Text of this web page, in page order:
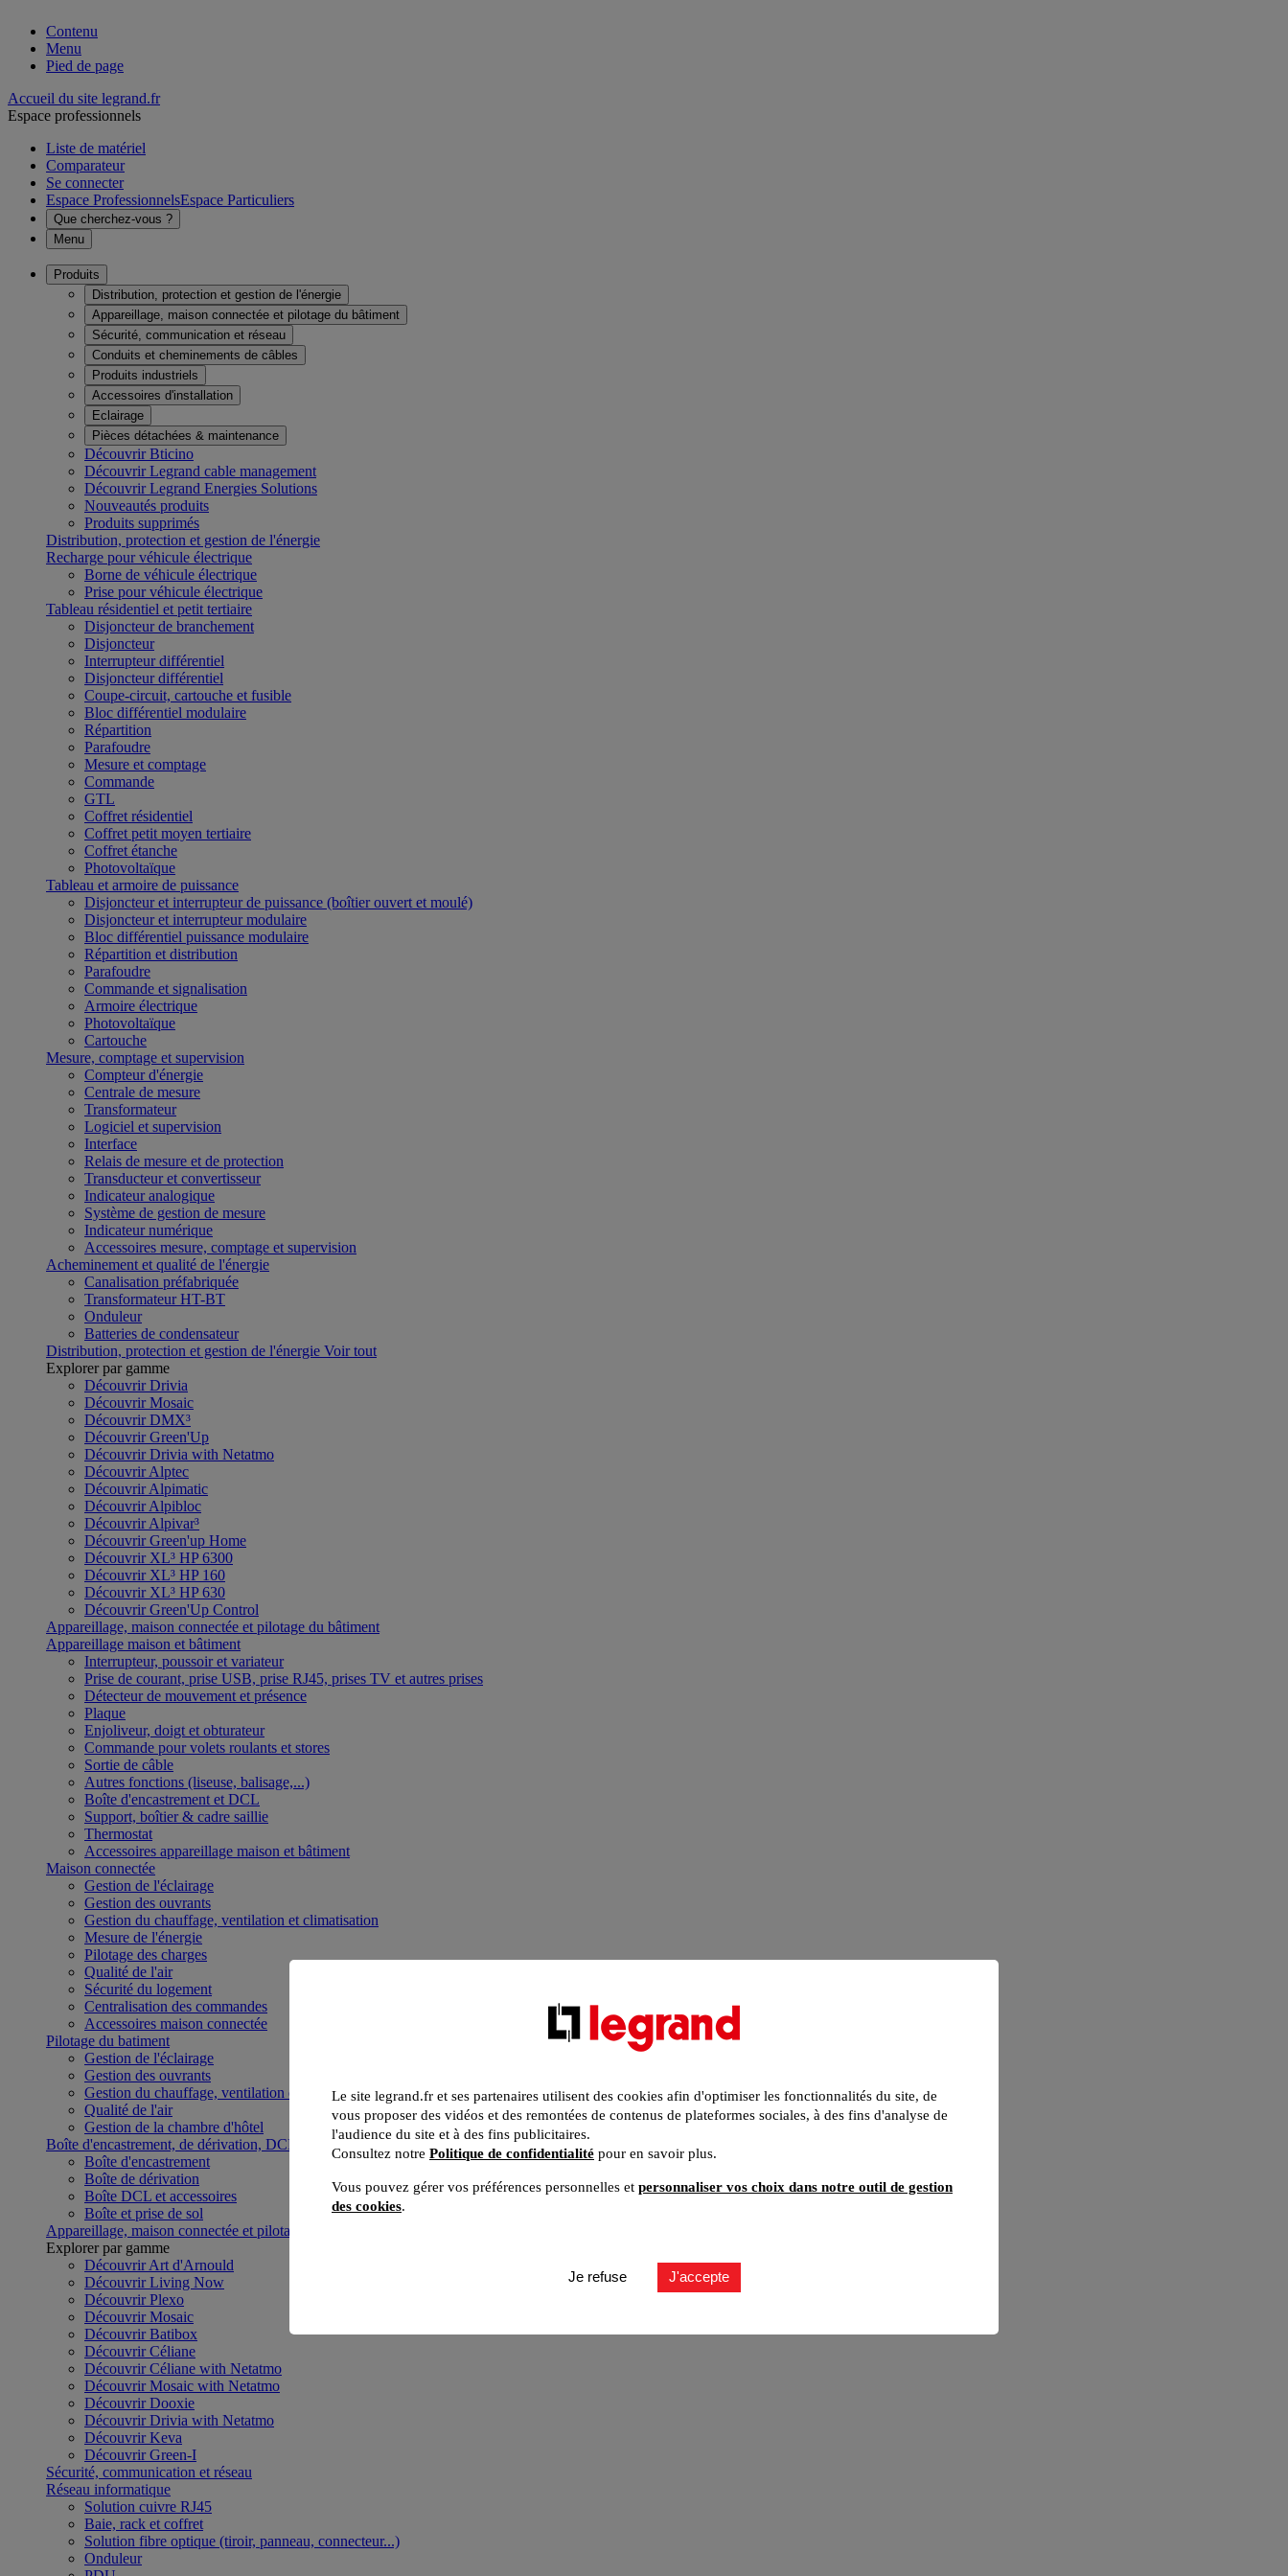
Contenu
Menu
Pied de page
Accueil du site legrand.fr
Espace professionnels
Liste de matériel
Comparateur
Se connecter
Espace ProfessionnelsEspace Particuliers
Que cherchez-vous ?
Menu
Produits
Distribution, protection et gestion de l'énergie
Appareillage, maison connectée et pilotage du bâtiment
Sécurité, communication et réseau
Conduits et cheminements de câbles
Produits industriels
Accessoires d'installation
Eclairage
Pièces détachées & maintenance
Découvrir Bticino
Découvrir Legrand cable management
Découvrir Legrand Energies Solutions
Nouveautés produits
Produits supprimés
Distribution, protection et gestion de l'énergie
Recharge pour véhicule électrique
Borne de véhicule électrique
Prise pour véhicule électrique
Tableau résidentiel et petit tertiaire
Disjoncteur de branchement
Disjoncteur
Interrupteur différentiel
Disjoncteur différentiel
Coupe-circuit, cartouche et fusible
Bloc différentiel modulaire
Répartition
Parafoudre
Mesure et comptage
Commande
GTL
Coffret résidentiel
Coffret petit moyen tertiaire
Coffret étanche
Photovoltaïque
Tableau et armoire de puissance
Disjoncteur et interrupteur de puissance (boîtier ouvert et moulé)
Disjoncteur et interrupteur modulaire
Bloc différentiel puissance modulaire
Répartition et distribution
Parafoudre
Commande et signalisation
Armoire électrique
Photovoltaïque
Cartouche
Mesure, comptage et supervision
Compteur d'énergie
Centrale de mesure
Transformateur
Logiciel et supervision
Interface
Relais de mesure et de protection
Transducteur et convertisseur
Indicateur analogique
Système de gestion de mesure
Indicateur numérique
Accessoires mesure, comptage et supervision
Acheminement et qualité de l'énergie
Canalisation préfabriquée
Transformateur HT-BT
Onduleur
Batteries de condensateur
Distribution, protection et gestion de l'énergie Voir tout
Explorer par gamme
Découvrir Drivia
Découvrir Mosaic
Découvrir DMX³
Découvrir Green'Up
Découvrir Drivia with Netatmo
Découvrir Alptec
Découvrir Alpimatic
Découvrir Alpibloc
Découvrir Alpivar³
Découvrir Green'up Home
Découvrir XL³ HP 6300
Découvrir XL³ HP 160
Découvrir XL³ HP 630
Découvrir Green'Up Control
Appareillage, maison connectée et pilotage du bâtiment
Appareillage maison et bâtiment
Interrupteur, poussoir et variateur
Prise de courant, prise USB, prise RJ45, prises TV et autres prises
Détecteur de mouvement et présence
Plaque
Enjoliveur, doigt et obturateur
Commande pour volets roulants et stores
Sortie de câble
Autres fonctions (liseuse, balisage,...)
Boîte d'encastrement et DCL
Support, boîtier & cadre saillie
Thermostat
Accessoires appareillage maison et bâtiment
Maison connectée
Gestion de l'éclairage
Gestion des ouvrants
Gestion du chauffage, ventilation et climatisation
Mesure de l'énergie
Pilotage des charges
Qualité de l'air
Sécurité du logement
Centralisation des commandes
Accessoires maison connectée
Pilotage du batiment
Gestion de l'éclairage
Gestion des ouvrants
Gestion du chauffage, ventilation et climatisation
Qualité de l'air
Gestion de la chambre d'hôtel
Boîte d'encastrement, de dérivation, DCL et boîte de sol
Boîte d'encastrement
Boîte de dérivation
Boîte DCL et accessoires
Boîte et prise de sol
Appareillage, maison connectée et pilotage du bâtiment
Explorer par gamme
Découvrir Art d'Arnould
Découvrir Living Now
Découvrir Plexo
Découvrir Mosaic
Découvrir Batibox
Découvrir Céliane
Découvrir Céliane with Netatmo
Découvrir Mosaic with Netatmo
Découvrir Dooxie
Découvrir Drivia with Netatmo
Découvrir Keva
Découvrir Green-I
Sécurité, communication et réseau
Réseau informatique
Solution cuivre RJ45
Baie, rack et coffret
Solution fibre optique (tiroir, panneau, connecteur...)
Onduleur
Le site legrand.fr et ses partenaires utilisent des cookies afin d'optimiser les fonctionnalités du site, de
vous proposer des vidéos et des remontées de contenus de plateformes sociales, à des fins d'analyse de
l'audience du site et à des fins publicitaires.
Consultez notre Politique de confidentialité pour en savoir plus.
Vous pouvez gérer vos préférences personnelles et personnaliser vos choix dans notre outil de gestion
des cookies.
Je refuse J'accepte